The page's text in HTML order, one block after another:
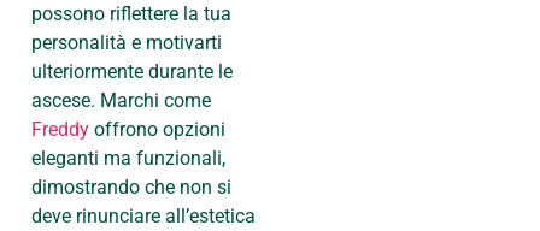
possono riflettere la tua
personalità e motivarti
ulteriormente durante le
ascese. Marchi come
Freddy offrono opzioni
eleganti ma funzionali,
dimostrando che non si
deve rinunciare all’estetica